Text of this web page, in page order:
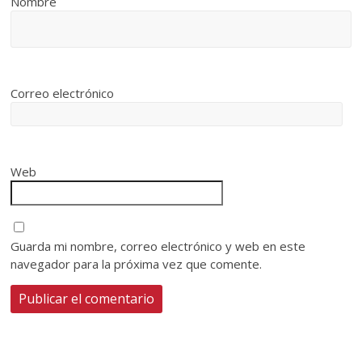
Correo electrónico
Web
Guarda mi nombre, correo electrónico y web en este
navegador para la próxima vez que comente.